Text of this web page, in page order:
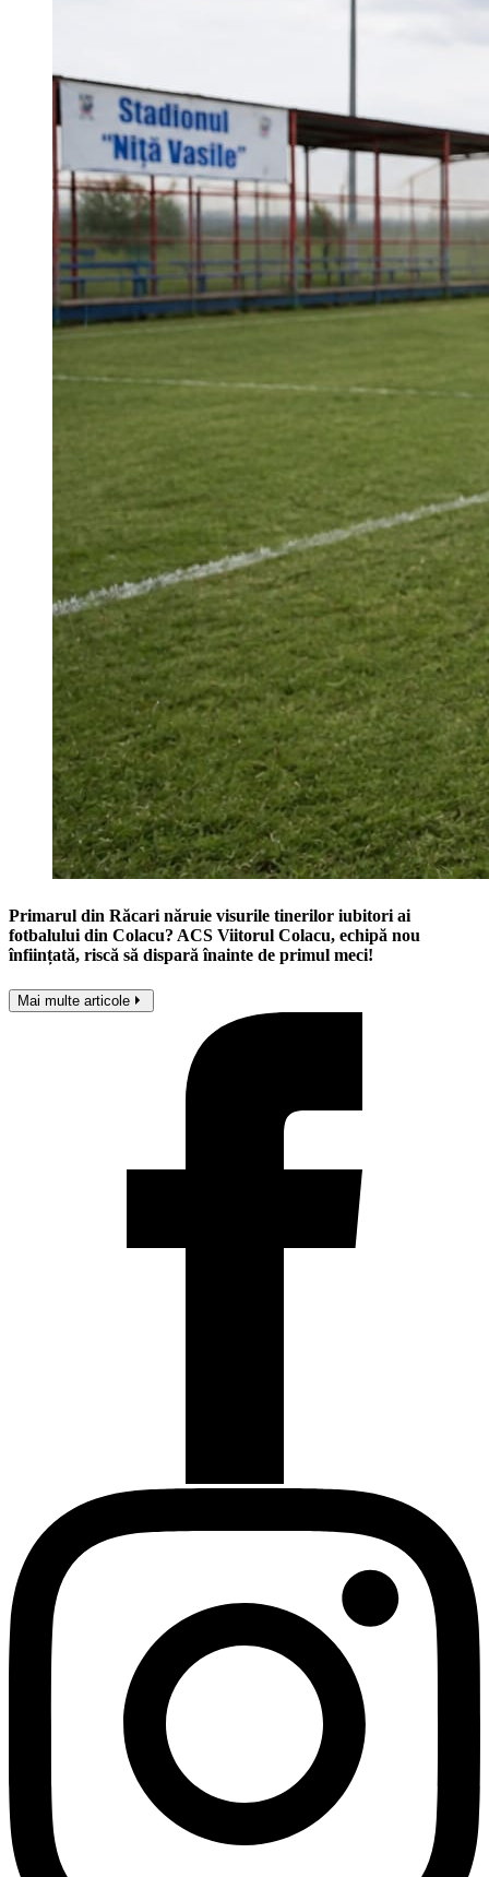
Primarul din Răcari năruie visurile tinerilor iubitori ai
fotbalului din Colacu? ACS Viitorul Colacu, echipă nou
înființată, riscă să dispară înainte de primul meci!
Mai multe articole